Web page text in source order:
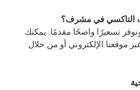
ونوفر تسعيرًا واضحًا مقدمًا. يمكنك
موقعنا الإلكتروني أو من خلال